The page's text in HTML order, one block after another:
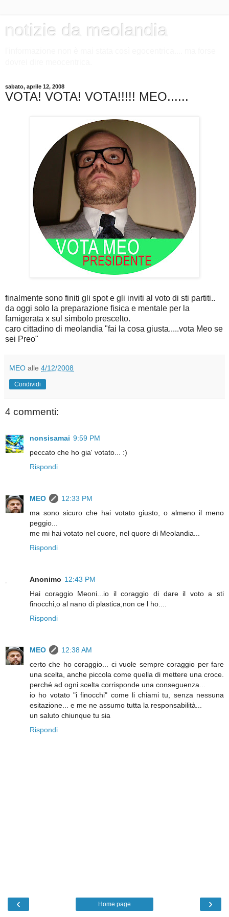
notizie da meolandia
sabato, aprile 12, 2008
VOTA! VOTA! VOTA!!!!! MEO......
finalmente sono finiti gli spot e gli inviti al voto di sti partiti..
da oggi solo la preparazione fisica e mentale per la
famigerata x sul simbolo prescelto.
caro cittadino di meolandia "fai la cosa giusta.....vota Meo se
sei Preo"
MEO alle 4/12/2008
Condividi
4 commenti:
nonsisamai 9:59 PM
peccato che ho gia' votato... :)
Rispondi
MEO
12:33 PM
ma sono sicuro che hai votato giusto, o almeno il meno
peggio...
me mi hai votato nel cuore, nel quore di Meolandia...
Rispondi
Anonimo 12:43 PM
Hai coraggio Meoni...io il coraggio di dare il voto a sti
finocchi,o al nano di plastica,non ce l ho....
Rispondi
MEO
12:38 AM
certo che ho coraggio... ci vuole sempre coraggio per fare
una scelta, anche piccola come quella di mettere una croce.
perché ad ogni scelta corrisponde una conseguenza...
io ho votato "i finocchi" come li chiami tu, senza nessuna
esitazione... e me ne assumo tutta la responsabilità...
un saluto chiunque tu sia
Rispondi
‹ ›
Home page